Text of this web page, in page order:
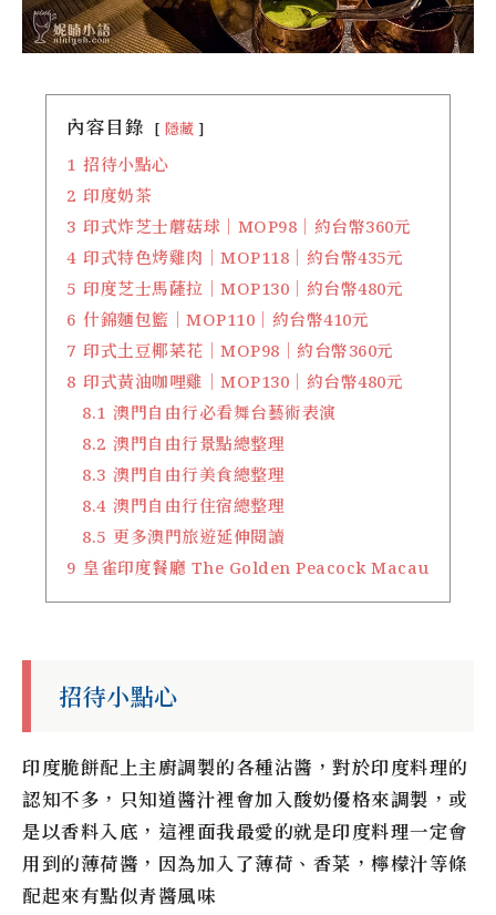
內容目錄 隱藏
1 招待小點心
2 印度奶茶
3 印式炸芝士蘑菇球｜MOP98｜約台幣360元
4 印式特色烤雞肉｜MOP118｜約台幣435元
5 印度芝士馬薩拉｜MOP130｜約台幣480元
6 什錦麵包籃｜MOP110｜約台幣410元
7 印式土豆椰菜花｜MOP98｜約台幣360元
8 印式黃油咖哩雞｜MOP130｜約台幣480元
8.1 澳門自由行必看舞台藝術表演
8.2 澳門自由行景點總整理
8.3 澳門自由行美食總整理
8.4 澳門自由行住宿總整理
8.5 更多澳門旅遊延伸閱讀
9 皇雀印度餐廳 The Golden Peacock Macau
招待小點心
印度脆餅配上主廚調製的各種沾醬，對於印度料理的
認知不多，只知道醬汁裡會加入酸奶優格來調製，或
是以香料入底，這裡面我最愛的就是印度料理一定會
用到的薄荷醬，因為加入了薄荷、香菜，檸檬汁等條
配起來有點似青醬風味